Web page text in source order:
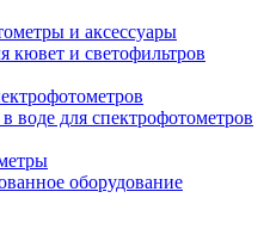
и аксессуары
кювет и светофильтров
для спектрофотометров
оборудование